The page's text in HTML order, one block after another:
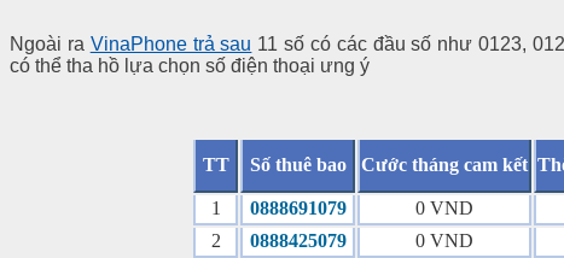
Ngoài ra VinaPhone trả sau 11 số có các đầu số như 0123,
có thể tha hồ lựa chọn số điện thoại ưng ý
TT Số thuê bao Cước tháng cam kết
1 0888691079 0 VND
2
0888425079 0 VND